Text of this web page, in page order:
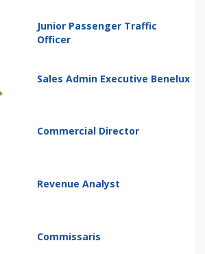
Junior Passenger Traffic
Officer
Sales Admin Executive Benelux
Commercial Director
Revenue Analyst
Commissaris